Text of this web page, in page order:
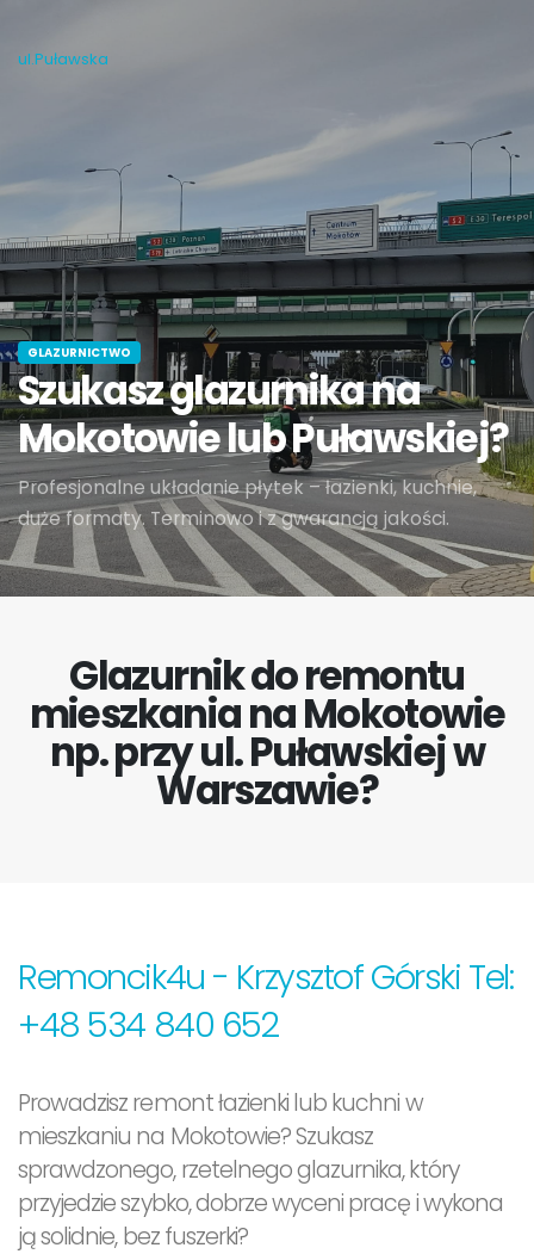
ul.Puławska
GLAZURNICTWO
Szukasz glazurnika na
Mokotowie lub Puławskiej?
Profesjonalne układanie płytek – łazienki, kuchnie,
duże formaty. Terminowo i z gwarancją jakości.
Glazurnik do remontu
mieszkania na Mokotowie
np. przy ul. Puławskiej w
Warszawie?
Remoncik4u - Krzysztof Górski Tel:
+48 534 840 652
Prowadzisz remont łazienki lub kuchni w
mieszkaniu na Mokotowie? Szukasz
sprawdzonego, rzetelnego glazurnika, który
przyjedzie szybko, dobrze wyceni pracę i wykona
ją solidnie, bez fuszerki?